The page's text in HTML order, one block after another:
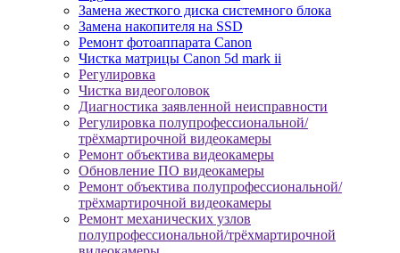
Замена жесткого диска системного блока
Замена накопителя на SSD
Ремонт фотоаппарата Canon
Чистка матрицы Canon 5d mark ii
Регулировка
Чистка видеоголовок
Диагностика заявленной неисправности
Регулировка полупрофессиональной/
трёхмартирочной видеокамеры
Ремонт объектива видеокамеры
Обновление ПО видеокамеры
Ремонт объектива полупрофессиональной/
трёхмартирочной видеокамеры
Ремонт механических узлов
полупрофессиональной/трёхмартирочной